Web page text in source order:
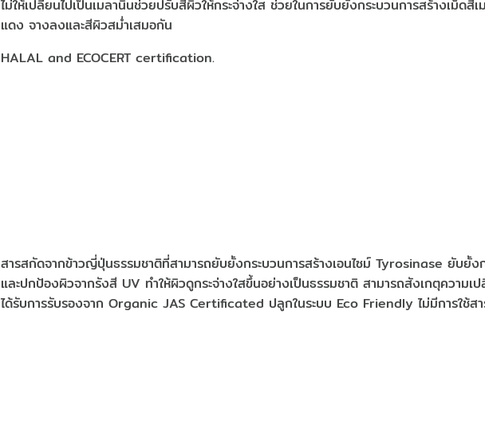
ไม่ให้เปลี่ยนไปเป็นเมลานินช่วยปรับสีผิวให้กระจ่างใส ช่วยในการยับยั้งกระบวนการสร้างเม็ดสี
แดง จางลงและสีผิวสม่ำเสมอกัน
HALAL and ECOCERT certification.
สารสกัดจากข้าวญี่ปุ่นธรรมชาติที่สามารถยับยั้งกระบวนการสร้างเอนไซม์ Tyrosinase ยับยั้ง
และปกป้องผิวจากรังสี UV ทำให้ผิวดูกระจ่างใสขึ้นอย่างเป็นธรรมชาติ สามารถสังเกตุความเ
ได้รับการรับรองจาก Organic JAS Certificated ปลูกในระบบ Eco Friendly ไม่มีการใช้สา